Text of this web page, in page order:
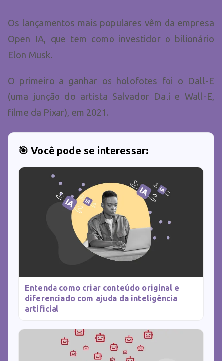
Os lançamentos mais populares vêm da empresa
Open IA, que tem como investidor o bilionário
Elon Musk.
O primeiro a ganhar os holofotes foi o Dall-E
(uma junção do artista Salvador Dalí e Wall-E,
filme da Pixar), em 2021.
🎯 Você pode se interessar:
Entenda como criar conteúdo original e
diferenciado com ajuda da inteligência
artificial